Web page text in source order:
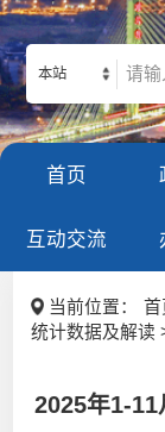
本站
首页
互动交流
当前位置： 首
统计数据及解读
2025年1-